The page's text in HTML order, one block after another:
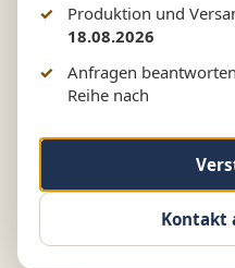
Produktion und
18.08.2026
Anfragen
Reihe nach
Kontakt
arbeite - Fun
Marketing-
Bildergalerie